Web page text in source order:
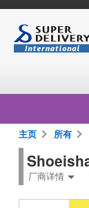
主页 所有
厂商详情